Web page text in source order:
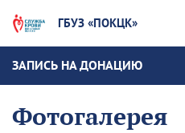
ГБУЗ «ПОКЦК»
ЗАПИСЬ НА ДОНАЦИЮ
Фотогалерея